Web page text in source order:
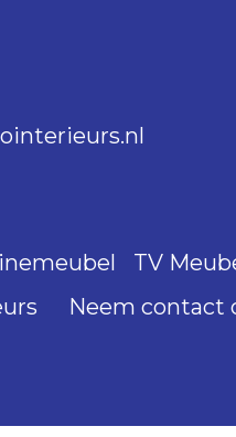
TV
Neem contact